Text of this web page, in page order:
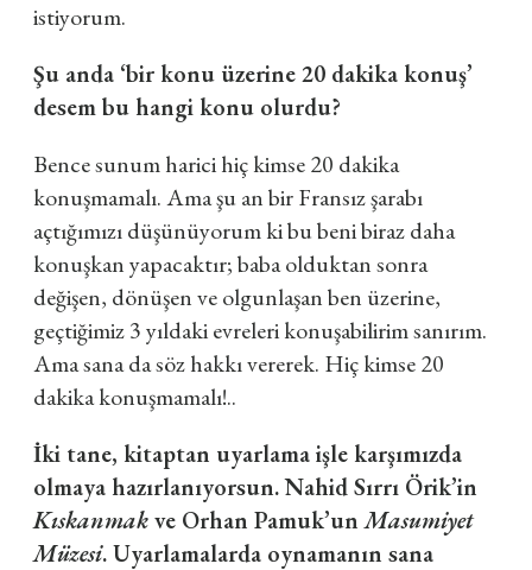
istiyorum.
Şu anda ‘bir konu üzerine 20 dakika konuş’
desem bu hangi konu olurdu?
Bence sunum harici hiç kimse 20 dakika
konuşmamalı. Ama şu an bir Fransız şarabı
açtığımızı düşünüyorum ki bu beni biraz daha
konuşkan yapacaktır; baba olduktan sonra
değişen, dönüşen ve olgunlaşan ben üzerine,
geçtiğimiz 3 yıldaki evreleri konuşabilirim sanırım.
Ama sana da söz hakkı vererek. Hiç kimse 20
dakika konuşmamalı!..
İki tane, kitaptan uyarlama işle karşımızda
olmaya hazırlanıyorsun. Nahid Sırrı Örik’in
Kıskanmakve Orhan Pamuk’unMasumiyet
Müzesi. Uyarlamalarda oynamanın sana